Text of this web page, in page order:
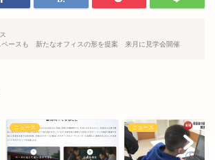
ペースも 新たなオフィスの形を提案 来月に見学会開催
ニュース ニュース